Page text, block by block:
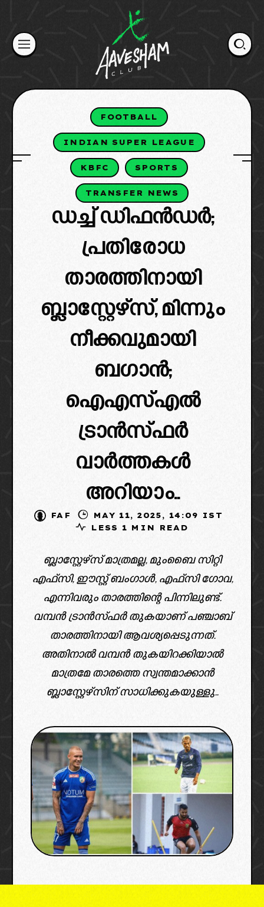
content
FOOTBALL
INDIAN SUPER LEAGUE
KBFC SPORTS
TRANSFER NEWS
ഡച്ച് ഡിഫൻഡർ;
പ്രതിരോധ
താരത്തിനായി
ബ്ലാസ്റ്റേഴ്‌സ്, മിന്നും
നീക്കവുമായി
ബഗാൻ;
ഐഎസ്എൽ
ട്രാൻസ്ഫർ
വാർത്തകൾ
അറിയാം..
FAF
MAY 11, 2025, 14:09 IST
LESS 1 MIN READ
ബ്ലാസ്റ്റേഴ്‌സ് മാത്രമല്ല, മുംബൈ സിറ്റി
എഫ്‌സി, ഈസ്റ്റ് ബംഗാൾ, എഫ്സി ഗോവ,
എന്നിവരും താരത്തിന്റെ പിന്നിലുണ്ട്.
വമ്പൻ ട്രാൻസ്ഫർ തുകയാണ് പഞ്ചാബ്
താരത്തിനായി ആവശ്യപ്പെടുന്നത്.
അതിനാൽ വമ്പൻ തുകയിറക്കിയാൽ
മാത്രമേ താരത്തെ സ്വന്തമാക്കാൻ
ബ്ലാസ്റ്റേഴ്സിന് സാധിക്കുകയുള്ളു..
image credit: x, reddit